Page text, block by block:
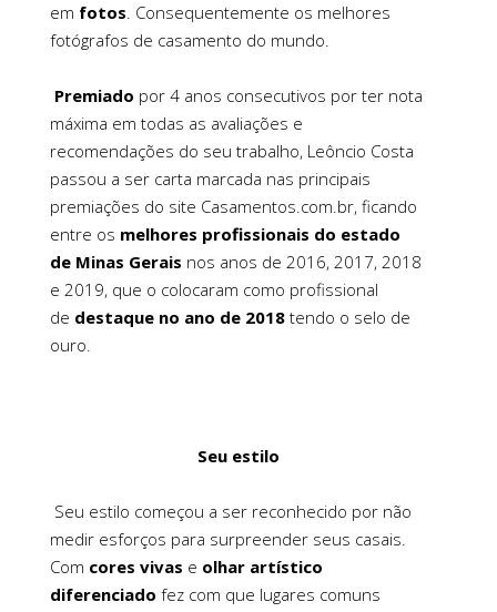
em fotos. Consequentemente os melhores
fotógrafos de casamento do mundo.
Premiado por 4 anos consecutivos por ter nota
máxima em todas as avaliações e
recomendações do seu trabalho, Leôncio Costa
passou a ser carta marcada nas principais
premiações do site Casamentos.com.br, ficando
entre os melhores profissionais do estado
de Minas Gerais nos anos de 2016, 2017, 2018
e 2019, que o colocaram como profissional
de destaque no ano de 2018 tendo o selo de
ouro.
Seu estilo
Seu estilo começou a ser reconhecido por não
medir esforços para surpreender seus casais.
Com cores vivas e olhar artístico
diferenciado fez com que lugares comuns